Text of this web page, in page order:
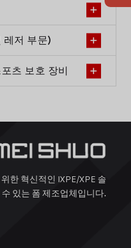
레저 부문)
츠 보호 장비
한 혁신적인 IXPE/XPE 솔
있는 폼 제조업체입니다.